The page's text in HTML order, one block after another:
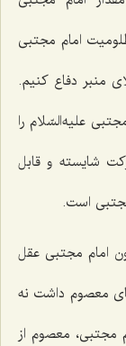
امام مجتبی
منبر دفاع كنیم.
علیه‌السّلام را
شایسته و قابل
است.
امام مجتبی عقل
معصوم داشت نه
مجتبی، معصوم از